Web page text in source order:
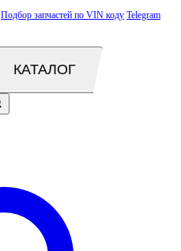
Подбор запчастей по VIN коду Telegram
КАТАЛОГ